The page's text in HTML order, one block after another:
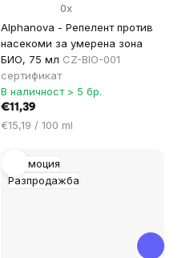
Alphanova - Репелент против
насекоми за умерена зона
БИО, 75 мл CZ-BIO-001
сертификат
0x
В наличност > 5 бр.
€11,39
Цена
мярка:
€15,19 / 100 ml
Промоция
Разпродажба